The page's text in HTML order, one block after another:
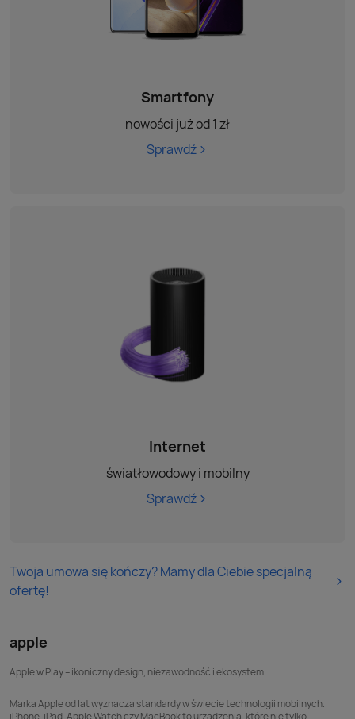
Smartfony
nowości już od 1 zł
Sprawdź
Internet
światłowodowy i mobilny
Sprawdź
Twoja umowa się kończy? Mamy dla Ciebie specjalną
ofertę!
apple
Apple w Play – ikoniczny design, niezawodność i ekosystem
Marka Apple od lat wyznacza standardy w świecie technologii mobilnych.
iPhone, iPad, Apple Watch czy MacBook to urządzenia, które nie tylko